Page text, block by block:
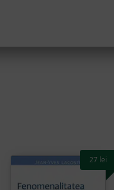
27 lei